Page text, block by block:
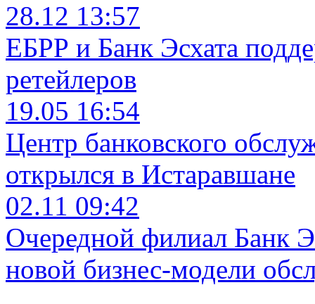
28.12 13:57
ЕБРР и Банк Эсхата
ретейлеров
19.05 16:54
Центр банковского
открылся в Истаравшане
02.11 09:42
Очередной филиал Банк
новой бизнес-модели